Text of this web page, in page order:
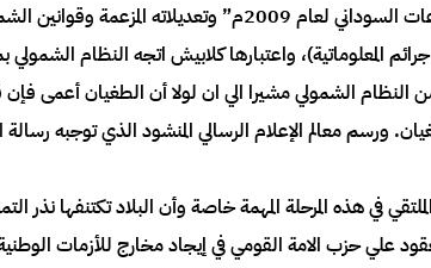
موقف الرأي الآخر. كما شنّ هجوماً كاسحاً علي “قانون الصحافة والمطبوعات
قانون قوات الأمن الوطني لسنة 2010م، وقانون جرائم المعلوماتية)، واعتبارها كلابيش
الشمولي مشيرا الي ان لولا أن الطغيان أعمى فإن
ورسم معالم الإعلام الرسالي المنشود الذي توجبه
في هذه المرحلة المهمة خاصة وأن البلاد تكتنفها نذر
علي حزب الامة القومي في إيجاد مخارج للأزمات